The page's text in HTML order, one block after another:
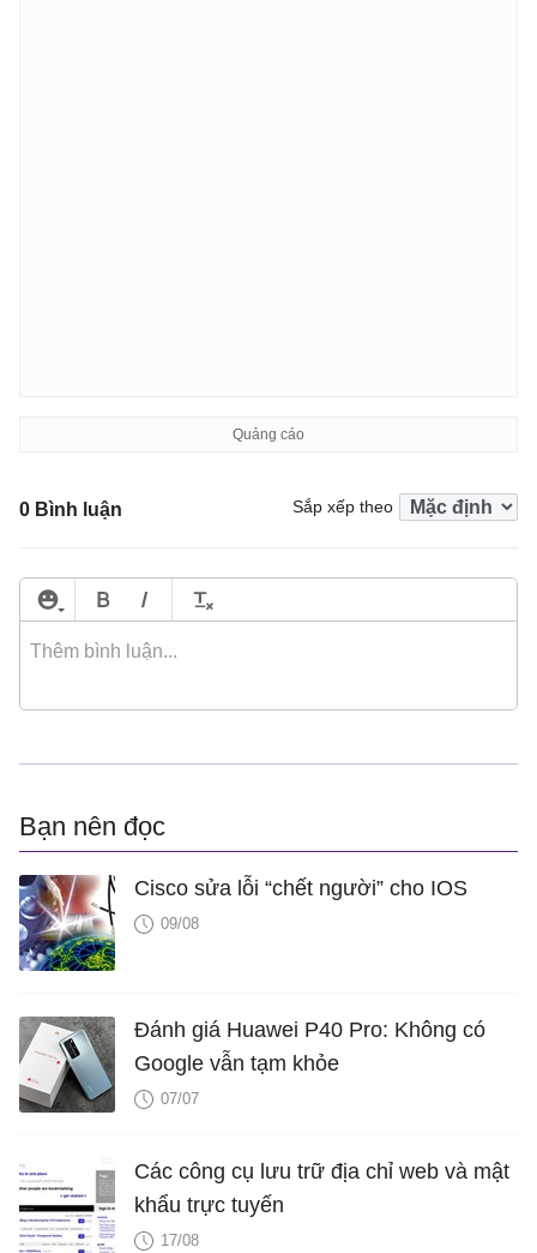
0 Bình luận Sắp xếp theo
Bạn nên đọc
Cisco sửa lỗi “chết người” cho IOS
09/08
Đánh giá Huawei P40 Pro: Không có
Google vẫn tạm khỏe
07/07
Các công cụ lưu trữ địa chỉ web và mật
khẩu trực tuyến
17/08